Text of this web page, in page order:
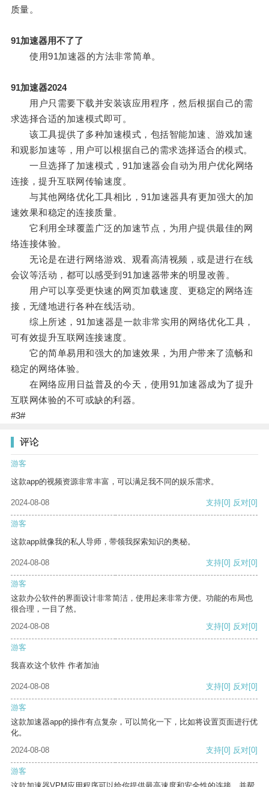
质量。
91加速器用不了了
使用91加速器的方法非常简单。
91加速器2024
用户只需要下载并安装该应用程序，然后根据自己的需
求选择合适的加速模式即可。
该工具提供了多种加速模式，包括智能加速、游戏加速
和观影加速等，用户可以根据自己的需求选择适合的模式。
一旦选择了加速模式，91加速器会自动为用户优化网络
连接，提升互联网传输速度。
与其他网络优化工具相比，91加速器具有更加强大的加
速效果和稳定的连接质量。
它利用全球覆盖广泛的加速节点，为用户提供最佳的网
络连接体验。
无论是在进行网络游戏、观看高清视频，或是进行在线
会议等活动，都可以感受到91加速器带来的明显改善。
用户可以享受更快速的网页加载速度、更稳定的网络连
接，无缝地进行各种在线活动。
综上所述，91加速器是一款非常实用的网络优化工具，
可有效提升互联网连接速度。
它的简单易用和强大的加速效果，为用户带来了流畅和
稳定的网络体验。
在网络应用日益普及的今天，使用91加速器成为了提升
互联网体验的不可或缺的利器。
#3#
评论
游客
这款app的视频资源非常丰富，可以满足我不同的娱乐需求。
2024-08-08 支持[0] 反对[0]
游客
这款app就像我的私人导师，带领我探索知识的奥秘。
2024-08-08 支持[0] 反对[0]
游客
这款办公软件的界面设计非常简洁，使用起来非常方便。功能的布局也
很合理，一目了然。
2024-08-08
支持[0] 反对[0]
游客
我喜欢这个软件 作者加油
2024-08-08 支持[0] 反对[0]
游客
这款加速器app的操作有点复杂，可以简化一下，比如将设置页面进行优
化。
2024-08-08
支持[0] 反对[0]
游客